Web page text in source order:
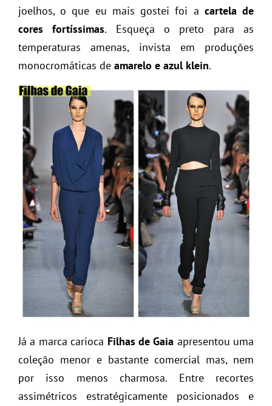
joelhos, o que eu mais gostei foi a cartela de
cores fortíssimas. Esqueça o preto para as
temperaturas amenas, invista em produções
monocromáticas de amarelo e azul klein.
Já a marca carioca Filhas de Gaia apresentou uma
coleção menor e bastante comercial mas, nem
por isso menos charmosa. Entre recortes
assimétricos estratégicamente posicionados e